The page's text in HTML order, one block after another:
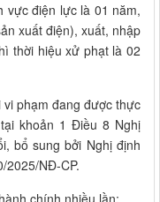
vực điện lực là 01 năm,
xuất điện), xuất, nhập
thời hiệu xử phạt là 02
phạm đang được thực
khoản 1 Điều 8 Nghị
bổ sung bởi Nghị định
2025/NĐ-CP.